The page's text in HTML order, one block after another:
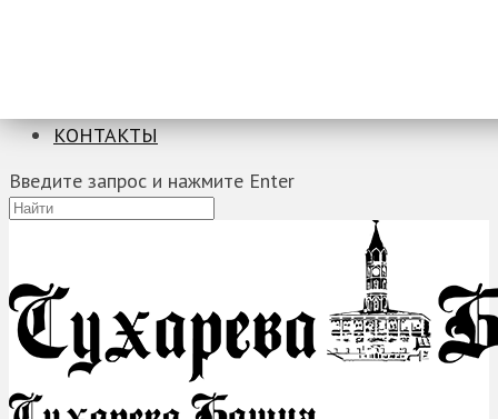
КОНТАКТЫ
Введите запрос и нажмите Enter